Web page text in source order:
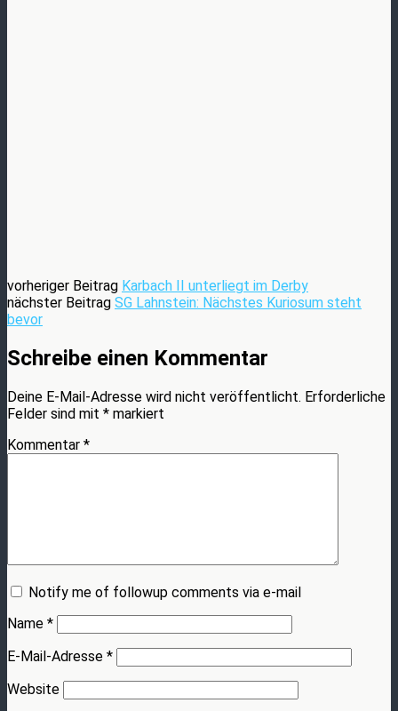
vorheriger Beitrag Karbach II unterliegt im Derby
nächster Beitrag SG Lahnstein: Nächstes Kuriosum steht
bevor
Schreibe einen Kommentar
Deine E-Mail-Adresse wird nicht veröffentlicht. Erforderliche
Felder sind mit * markiert
Kommentar *
Notify me of followup comments via e-mail
Name *
E-Mail-Adresse *
Website